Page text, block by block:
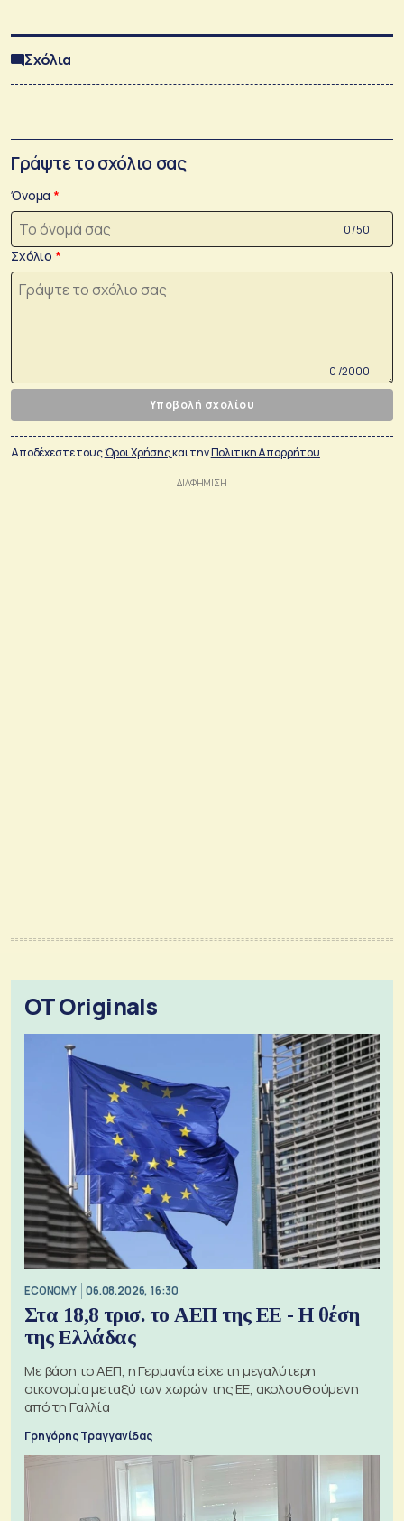
Σχόλια
Γράψτε το σχόλιο σας
Όνομα
0 /50
Σχόλιο
0 /2000
Υποβολή σχολίου
Αποδέχεστε τουςΌροι Χρήσηςκαι τηνΠολιτικη Απορρήτου
OT Originals
ECONOMY 06.08.2026, 16:30
Στα 18,8 τρισ. το ΑΕΠ της ΕΕ - Η θέση
της Ελλάδας
Με βάση το ΑΕΠ, η Γερμανία είχε τη μεγαλύτερη
οικονομία μεταξύ των χωρών της ΕΕ, ακολουθούμενη
από τη Γαλλία
Γρηγόρης Τραγγανίδας